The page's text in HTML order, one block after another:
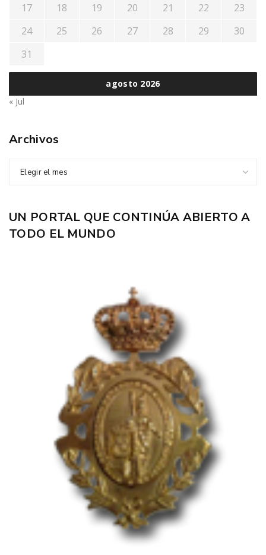
agosto 2026
17 18 19 20 21 22
23
24
25 26 27 28 29
30
31
« Jul
Archivos
Elegir el mes
UN PORTAL QUE CONTINÚA ABIERTO A
TODO EL MUNDO